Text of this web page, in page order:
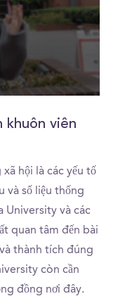
khuôn viên
hội là các yếu tố
và số liệu thống
University và các
quan tâm đến bài
thành tích đúng
còn cần
đồng nơi đây.